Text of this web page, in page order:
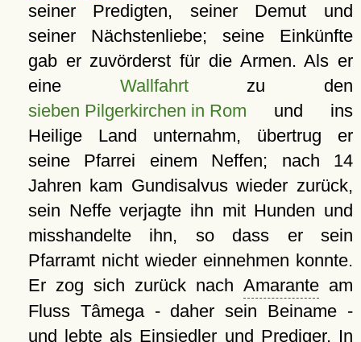
seiner Predigten, seiner Demut und
seiner Nächstenliebe; seine Einkünfte
gab er zuvörderst für die Armen. Als er
eine Wallfahrtzu den
sieben Pilgerkirchen in Rom und ins
Heilige Land unternahm, übertrug er
seine Pfarrei einem Neffen; nach 14
Jahren kam Gundisalvus wieder zurück,
sein Neffe verjagte ihn mit Hunden und
misshandelte ihn, so dass er sein
Pfarramt nicht wieder einnehmen konnte.
Er zog sich zurück nach Amaranteam
Fluss Tâmega - daher sein Beiname -
und lebte als Einsiedler und Prediger. In